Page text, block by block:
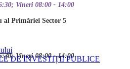
Vineri 08:00 - 14:00
al Primăriei Sector 5
Vineri 08:00 - 14:00
DE INVESTIȚII PUBLICE